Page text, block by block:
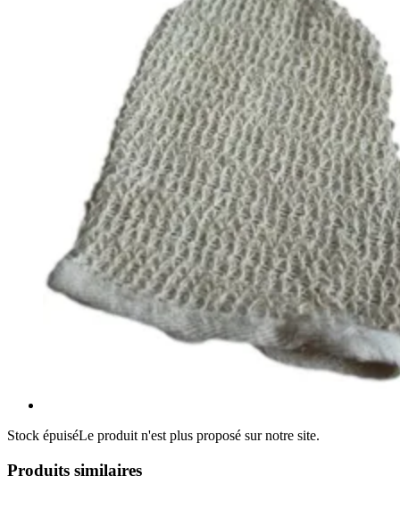
Stock épuiséLe produit n'est plus proposé sur notre site.
Produits similaires